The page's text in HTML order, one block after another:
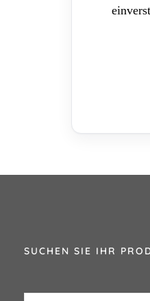
SUCHEN SIE IHR